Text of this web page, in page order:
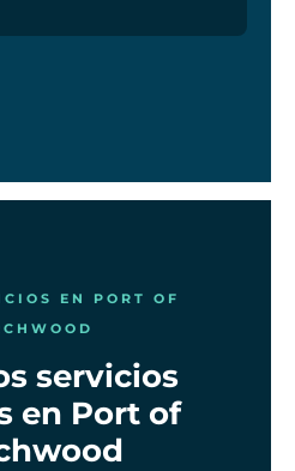
EN PORT OF
servicios
en Port of